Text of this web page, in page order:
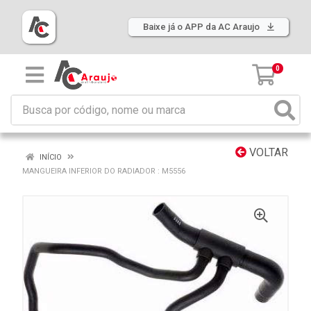
Baixe já o APP da AC Araujo
0
VOLTAR
INÍCIO
MANGUEIRA INFERIOR DO RADIADOR : M5556